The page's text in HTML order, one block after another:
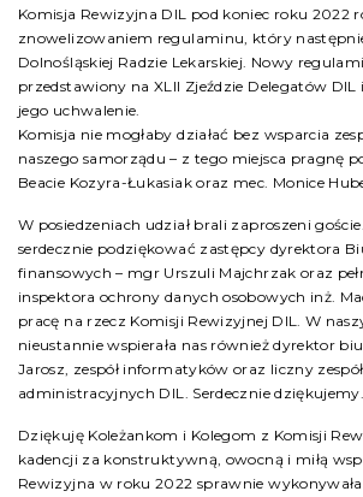
Komisja Rewizyjna DIL pod koniec roku 2022
znowelizowaniem regulaminu, który
Dolnośląskiej Radzie Lekarskiej. Nowy
przedstawiony na XLII Zjeździe Delegatów
jego uchwalenie.
Komisja nie mogłaby działać bez wsparcia
naszego samorządu – z tego miejsca pragnę
Beacie Kozyra-Łukasiak oraz mec. Monice
W posiedzeniach udział brali zaproszeni
serdecznie podziękować zastępcy dyrektora
finansowych – mgr Urszuli Majchrzak oraz
inspektora ochrony danych osobowych inż.
pracę na rzecz Komisji Rewizyjnej DIL. W
nieustannie wspierała nas również dyrektor
Jarosz, zespół informatyków oraz liczny
administracyjnych DIL. Serdecznie dziękujemy.
Dziękuję Koleżankom i Kolegom z Komisji
kadencji za konstruktywną, owocną i miłą
Rewizyjna w roku 2022 sprawnie